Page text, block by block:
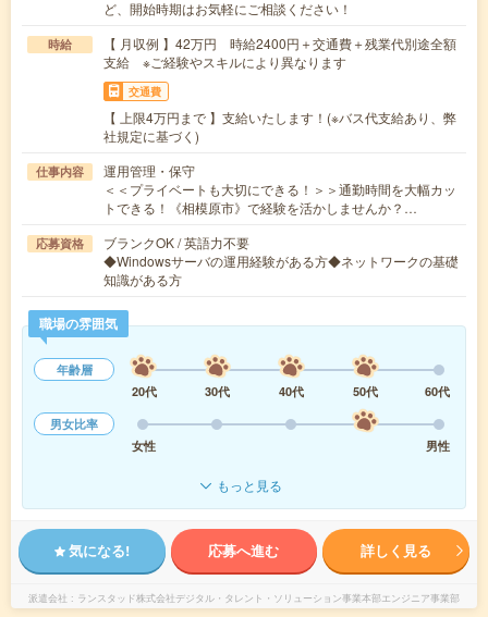
ど、開始時期はお気軽にご相談ください！
時給
【 月収例 】42万円 時給2400円＋交通費＋残業代別途全額
支給 ※ご経験やスキルにより異なります
交通費
【 上限4万円まで 】支給いたします！(※バス代支給あり、弊
社規定に基づく)
仕事内容
運用管理・保守
＜＜プライベートも大切にできる！＞＞通勤時間を大幅カッ
トできる！《相模原市》で経験を活かしませんか？…
応募資格
ブランクOK / 英語力不要
◆Windowsサーバの運用経験がある方◆ネットワークの基礎
知識がある方
職場の雰囲気
年齢層
20代
30代 40代 50代
60代
男女比率
女性
男性
もっと見る
気になる! 応募へ進む 詳しく見る
派遣会社 ランスタッド株式会社デジタル・タレント・ソリューション事業本部エンジニア事業部